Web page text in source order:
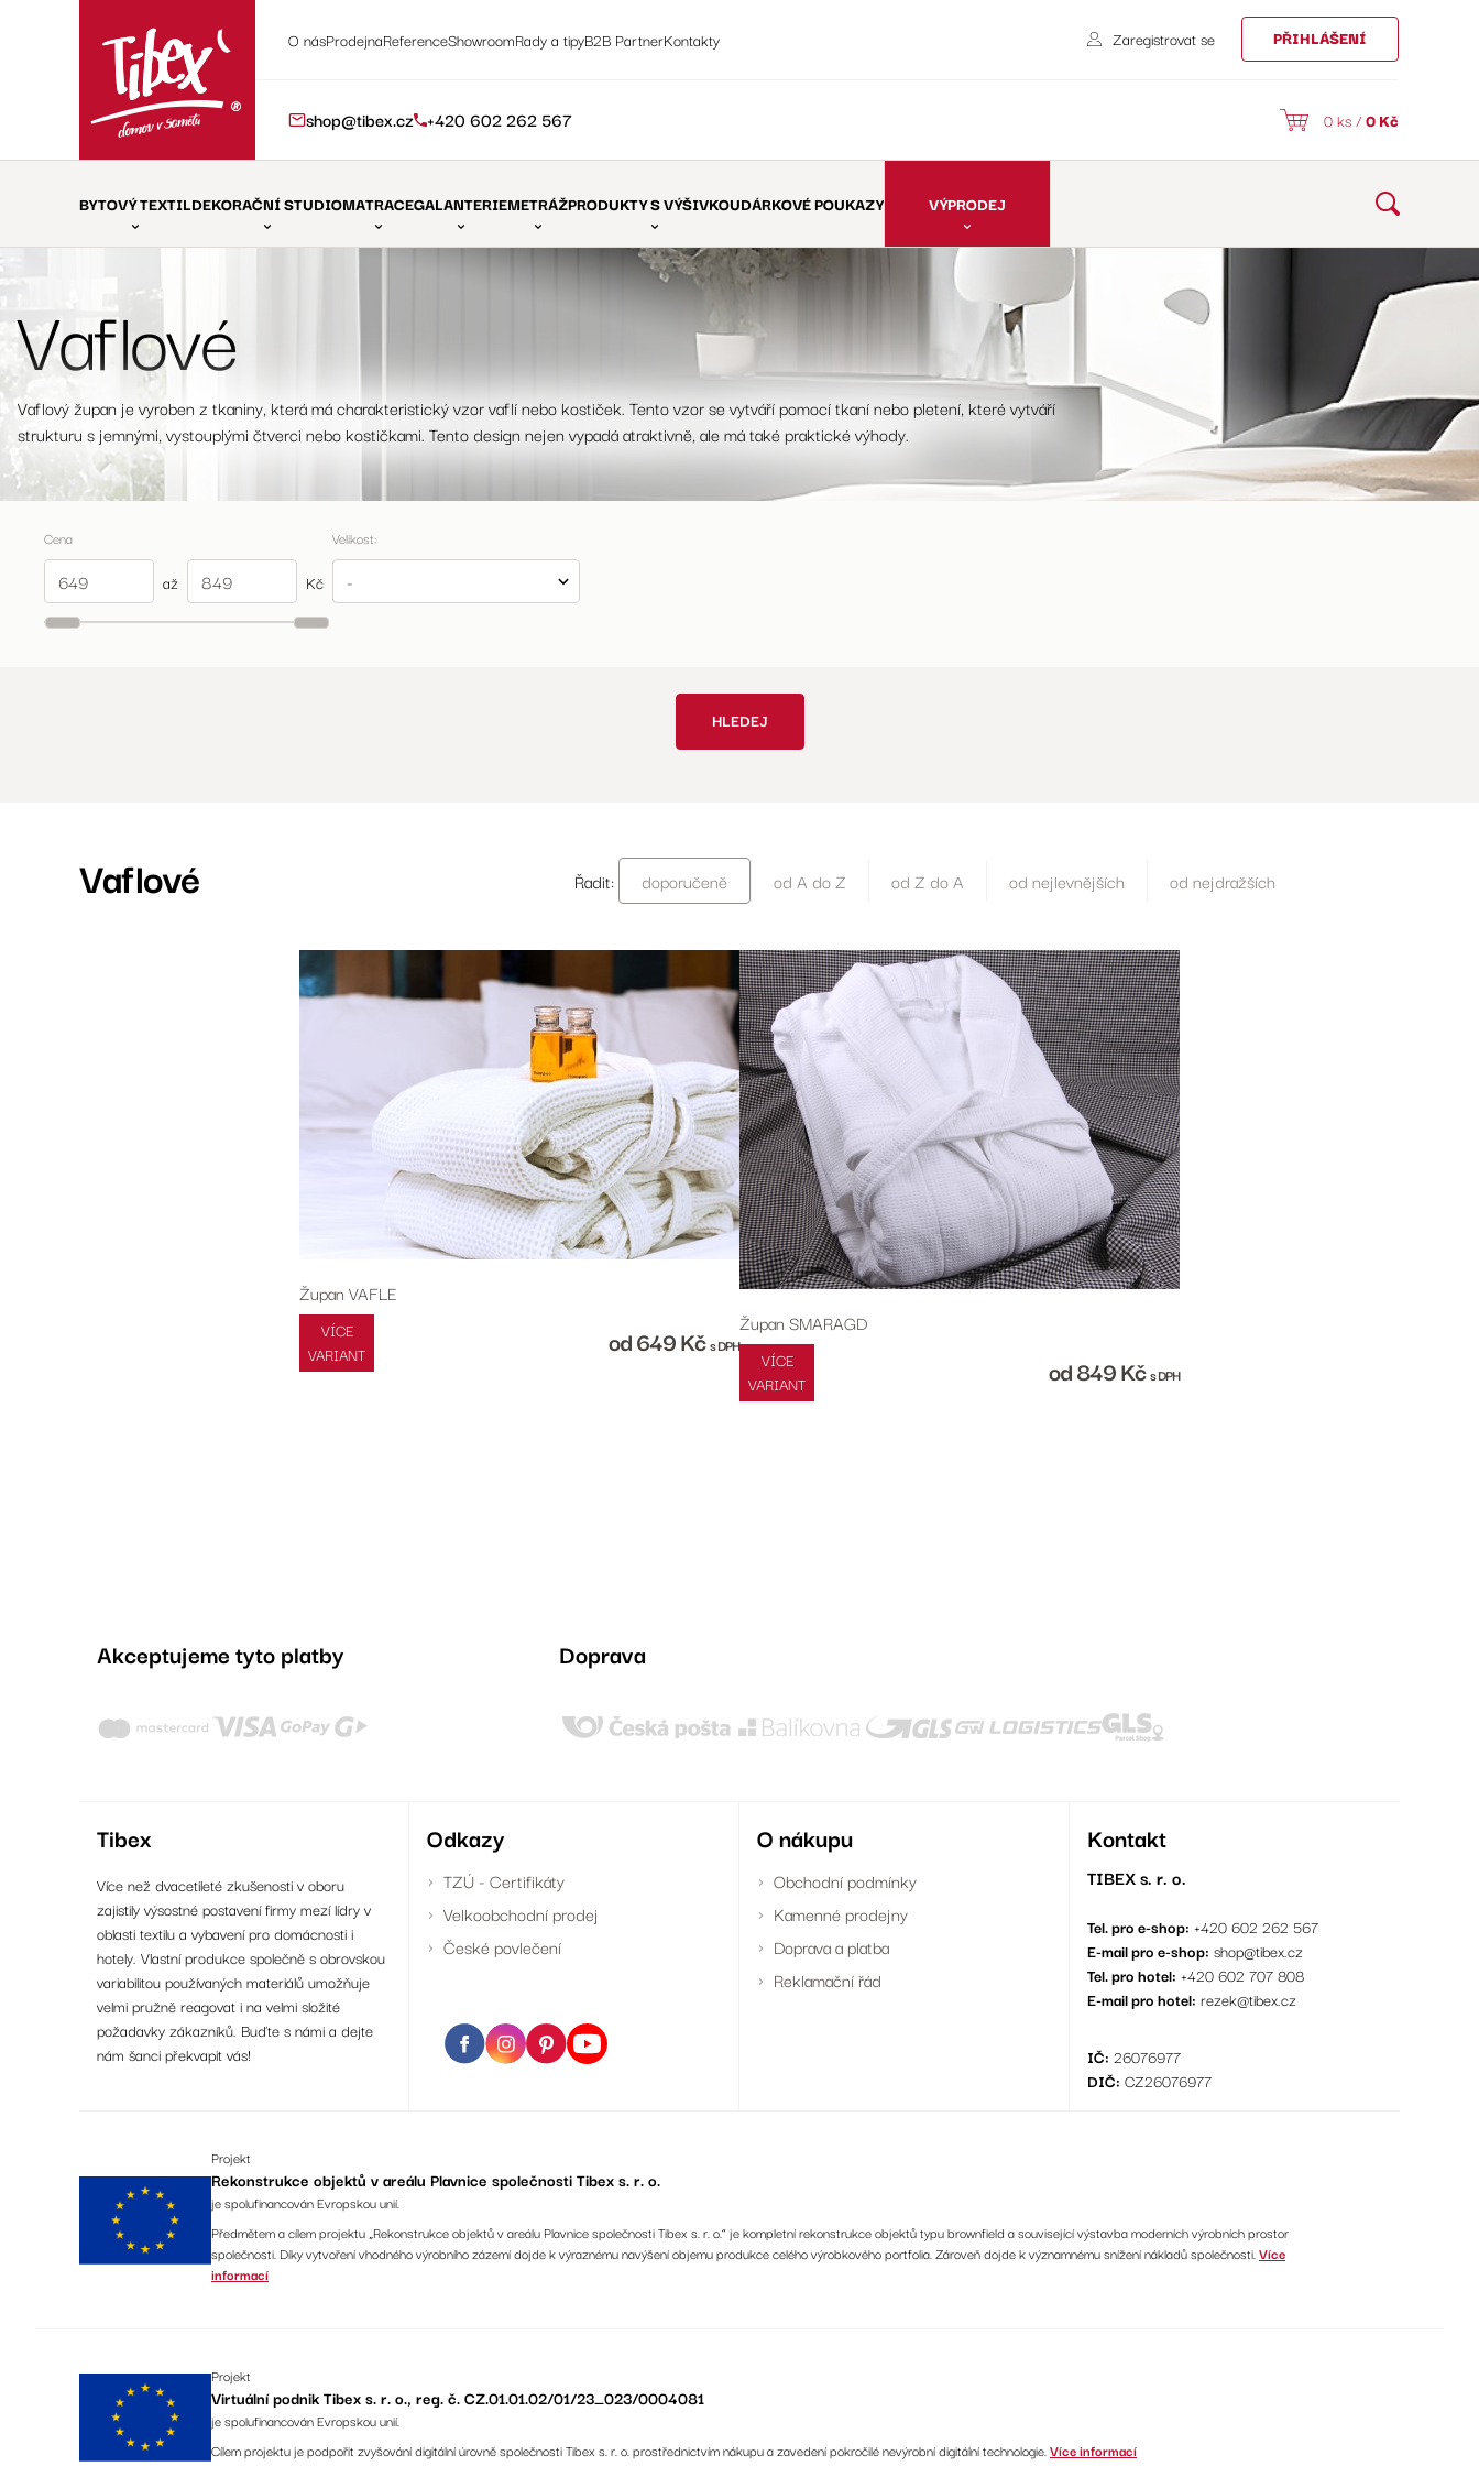
O násProdejnaReferenceShowroomRady a tipyB2B PartnerKontakty Zaregistrovat se PŘIHLÁŠENÍ
shop@tibex.cz +420 602 262 567 0 ks /0Kč
BYTOVÝ TEXTILDEKORAČNÍ STUDIOMATRACEGALANTERIEMETRÁŽPRODUKTY S VÝŠIVKOUDÁRKOVÉ POUKAZY VÝPRODEJ
Vaflové
Vaflový župan je vyroben z tkaniny, která má charakteristický vzor vaflí nebo kostiček. Tento vzor se vytváří pomocí tkaní nebo pletení, které vytváří
strukturu s jemnými, vystouplými čtverci nebo kostičkami. Tento design nejen vypadá atraktivně, ale má také praktické výhody.
Cena
až Kč
Velikost:
HLEDEJ
Vaflové Řadit: doporučeně od A do Z od Z do A od nejlevnějších od nejdražších
Župan VAFLE
VÍCE
VARIANT
od 649Kč s DPH
Župan SMARAGD
VÍCE
VARIANT
od 849Kč s DPH
Akceptujeme tyto platby Doprava
Tibex
Více než dvacetileté zkušenosti v oboru
zajistily výsostné postavení firmy mezí lídry v
oblasti textilu a vybavení pro domácnosti i
hotely. Vlastní produkce společně s obrovskou
variabilitou používaných materiálů umožňuje
velmi pružně reagovat i na velmi složité
požadavky zákazníků. Buďte s námi a dejte
nám šanci překvapit vás!
Odkazy
TZÚ - Certifikáty
Velkoobchodní prodej
České povlečení
O nákupu
Obchodní podmínky
Kamenné prodejny
Doprava a platba
Reklamační řád
Kontakt
TIBEX s. r. o.
Tel. pro e-shop: +420 602 262 567
E-mail pro e-shop: shop@tibex.cz
Tel. pro hotel: +420 602 707 808
E-mail pro hotel: rezek@tibex.cz
IČ: 26076977
DIČ: CZ26076977
Projekt
Rekonstrukce objektů v areálu Plavnice společnosti Tibex s. r. o.
je spolufinancován Evropskou unií.
Předmětem a cílem projektu „Rekonstrukce objektů v areálu Plavnice společnosti Tibex s. r. o.“ je kompletní rekonstrukce objektů typu brownfield a související výstavba moderních výrobních prostor
společnosti. Díky vytvoření vhodného výrobního zázemí dojde k výraznému navýšení objemu produkce celého výrobkového portfolia. Zároveň dojde k významnému snížení nákladů společnosti.Více
informací
Projekt
Virtuální podnik Tibex s. r. o., reg. č. CZ.01.01.02/01/23_023/0004081
je spolufinancován Evropskou unií.
Cílem projektu je podpořit zvyšování digitální úrovně společnosti Tibex s. r. o. prostřednictvím nákupu a zavedení pokročilé nevýrobní digitální technologie.Více informací